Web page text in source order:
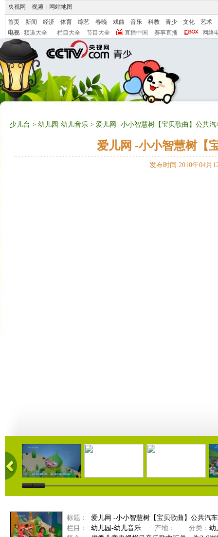
央视网 视频 网站地图
首页 新闻 经济 体育 综艺 春晚 戏曲 音乐 科教 青少 文化
艺术
电视
频道大全 栏目大全 节目大全 直播中国 赛事直播 网络
少儿台 > 幼儿园-幼儿音乐 > 爱儿网 -小小智慧树【宝贝歌曲】公共汽
爱儿网 -小小智慧树【
发布时间:2010年04月
01:00 03:44 01:00
标题：
爱儿网 -小小智慧树【宝贝歌曲】公共汽
栏目：
幼儿园-幼儿音乐 产地： 分类： 幼